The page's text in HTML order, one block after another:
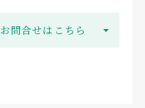
お問合せはこちら